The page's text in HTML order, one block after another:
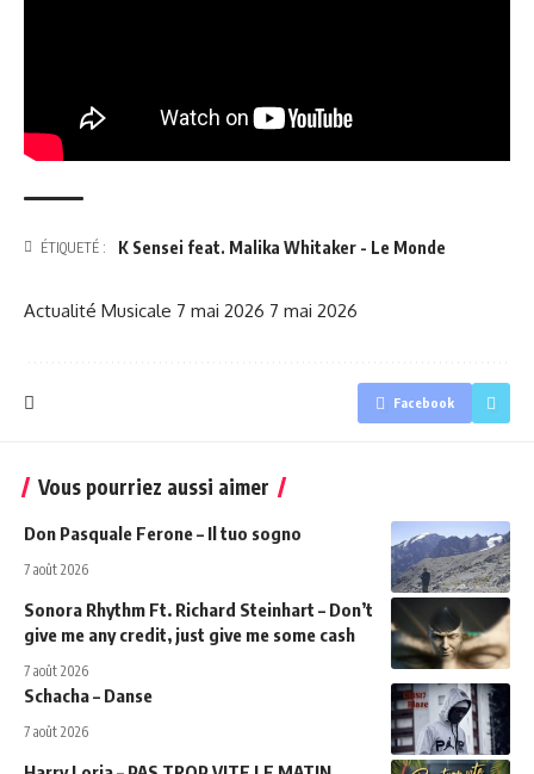
ÉTIQUETÉ : K Sensei feat. Malika Whitaker - Le Monde
Actualité Musicale 7 mai 2026 7 mai 2026
Facebook
Vous pourriez aussi aimer
Don Pasquale Ferone – Il tuo sogno
7 août 2026
Sonora Rhythm Ft. Richard Steinhart – Don’t
give me any credit, just give me some cash
7 août 2026
Schacha – Danse
7 août 2026